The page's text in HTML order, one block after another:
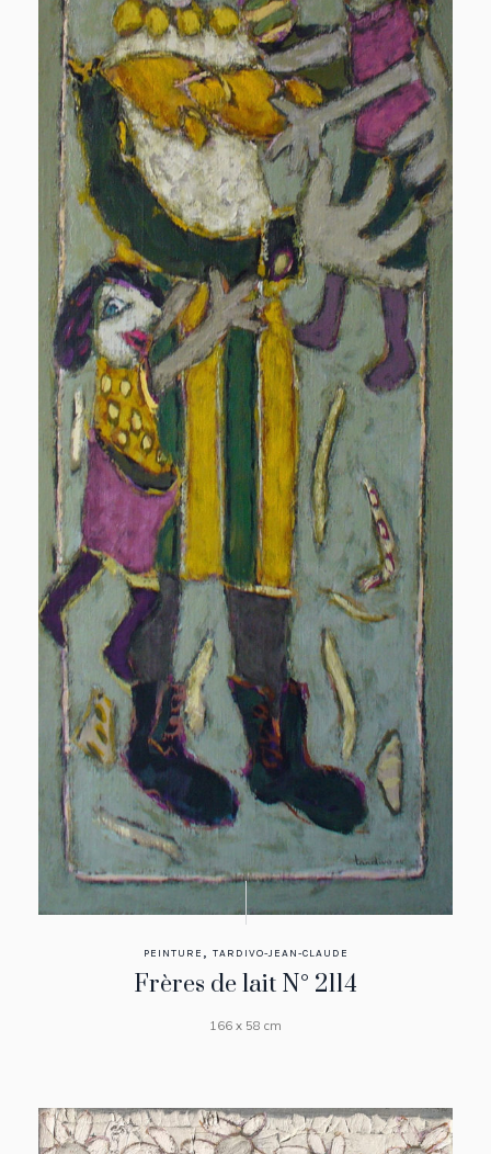
PEINTURE , TARDIVO-JEAN-CLAUDE
Frères de lait N° 2114
166 x 58 cm